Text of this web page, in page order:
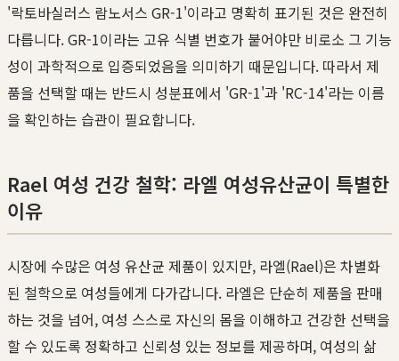
'락토바실러스 람노서스 GR-1'이라고 명확히 표기된 것은 완전히
다릅니다. GR-1이라는 고유 식별 번호가 붙어야만 비로소 그 기능
성이 과학적으로 입증되었음을 의미하기 때문입니다. 따라서 제
품을 선택할 때는 반드시 성분표에서 'GR-1'과 'RC-14'라는 이름
을 확인하는 습관이 필요합니다.
Rael 여성 건강 철학: 라엘 여성유산균이 특별한
이유
시장에 수많은 여성 유산균 제품이 있지만, 라엘(Rael)은 차별화
된 철학으로 여성들에게 다가갑니다. 라엘은 단순히 제품을 판매
하는 것을 넘어, 여성 스스로 자신의 몸을 이해하고 건강한 선택을
할 수 있도록 정확하고 신뢰성 있는 정보를 제공하며, 여성의 삶